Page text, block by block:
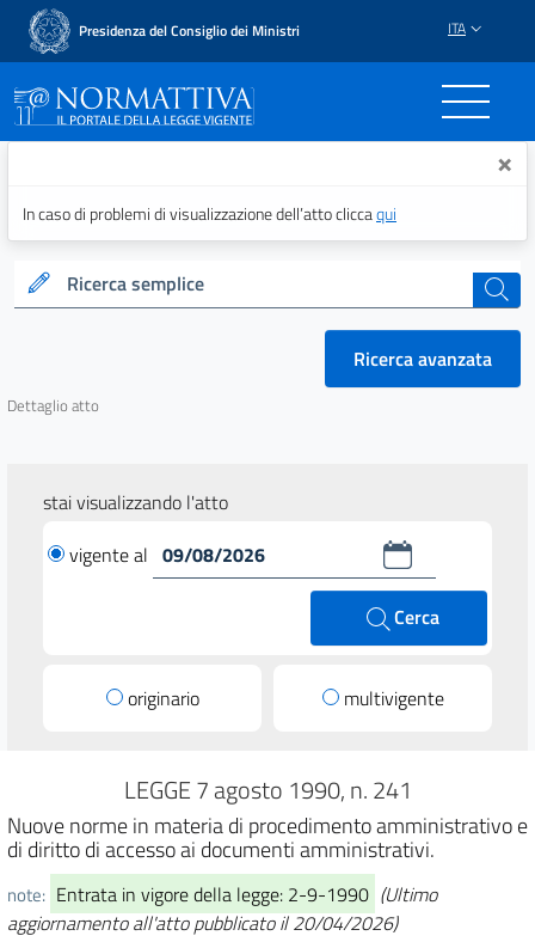
Presidenza del Consiglio dei Ministri ITA
Normattiva - Il portale ×
In caso di problemi di visualizzazione dell’atto cliccaqui
Ricerca semplice cerca
Ricerca avanzata
Dettaglio atto
stai visualizzando l'atto
vigente al
Cerca
originario multivigente
LEGGE 7 agosto 1990, n. 241
Nuove norme in materia di procedimento amministrativo e
di diritto di accesso ai documenti amministrativi.
note: Entrata in vigore della legge: 2-9-1990 (Ultimo
aggiornamento all'atto pubblicato il 20/04/2026)